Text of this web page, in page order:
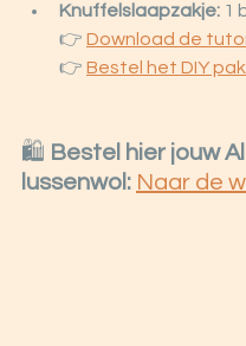
Knuffelslaapzakje: 1
👉 Download de
👉 Bestel het DIY
🛍️ Bestel hier jouw
lussenwol: Naar de